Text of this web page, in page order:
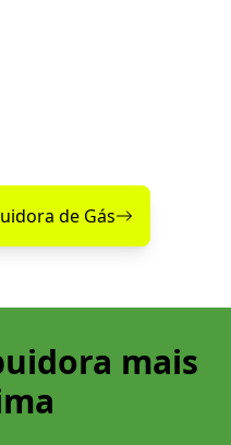
horas nos
de Gás
mais